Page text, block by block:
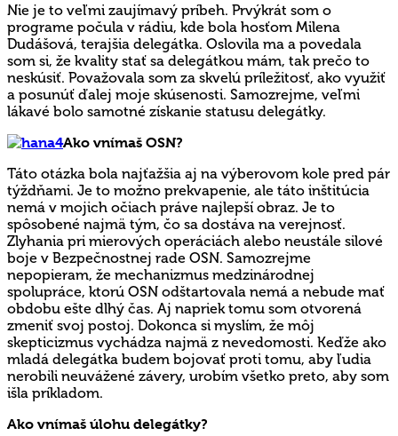
Nie je to veľmi zaujímavý príbeh. Prvýkrát som o
programe počula v rádiu, kde bola hosťom Milena
Dudášová, terajšia delegátka. Oslovila ma a povedala
som si, že kvality stať sa delegátkou mám, tak prečo to
neskúsiť. Považovala som za skvelú príležitosť, ako využiť
a posunúť ďalej moje skúsenosti. Samozrejme, veľmi
lákavé bolo samotné získanie statusu delegátky.
Ako vnímaš OSN?
Táto otázka bola najťažšia aj na výberovom kole pred pár
týždňami. Je to možno prekvapenie, ale táto inštitúcia
nemá v mojich očiach práve najlepší obraz. Je to
spôsobené najmä tým, čo sa dostáva na verejnosť.
Zlyhania pri mierových operáciách alebo neustále silové
boje v Bezpečnostnej rade OSN. Samozrejme
nepopieram, že mechanizmus medzinárodnej
spolupráce, ktorú OSN odštartovala nemá a nebude mať
obdobu ešte dlhý čas. Aj napriek tomu som otvorená
zmeniť svoj postoj. Dokonca si myslím, že môj
skepticizmus vychádza najmä z nevedomosti. Keďže ako
mladá delegátka budem bojovať proti tomu, aby ľudia
nerobili neuvážené závery, urobím všetko preto, aby som
išla príkladom.
Ako vnímaš úlohu delegátky?